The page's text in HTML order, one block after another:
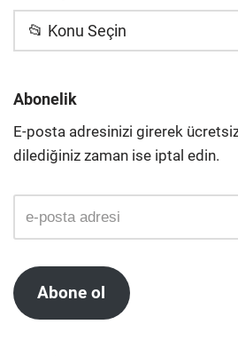
📂 Konu Seçin
Abonelik
E-posta adresinizi girerek
dilediğiniz zaman ise iptal edin.
Abone ol